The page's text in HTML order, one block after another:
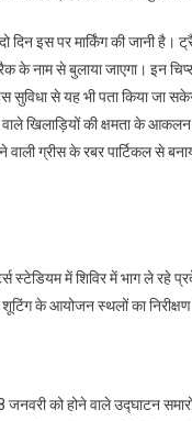
को
लेकर
खेल
मंत्री
किया
इस पर मार्किंग की जानी है।
के नाम से बुलाया जाएगा। इन
सुविधा से यह भी पता किया जा
खिलाड़ियों की क्षमता के
वाली ग्रीस के रबर पार्टिकल से
स्टेडियम में शिविर में भाग ले
के आयोजन स्थलों का निरीक्षण
को होने वाले उद्घाटन